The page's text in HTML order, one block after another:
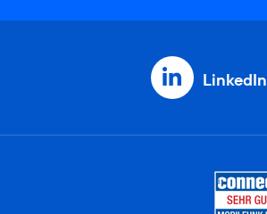
LinkedIn